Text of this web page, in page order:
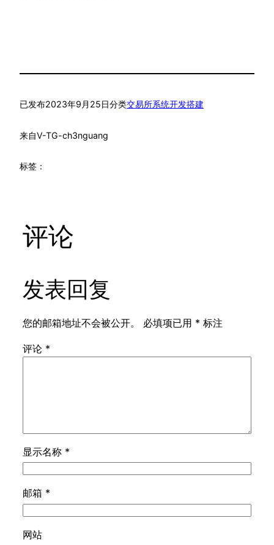
已发布2023年9月25日分类交易所系统开发搭建
来自V-TG-ch3nguang
标签：
评论
发表回复
您的邮箱地址不会被公开。 必填项已用 * 标注
评论 *
显示名称 *
邮箱 *
网站